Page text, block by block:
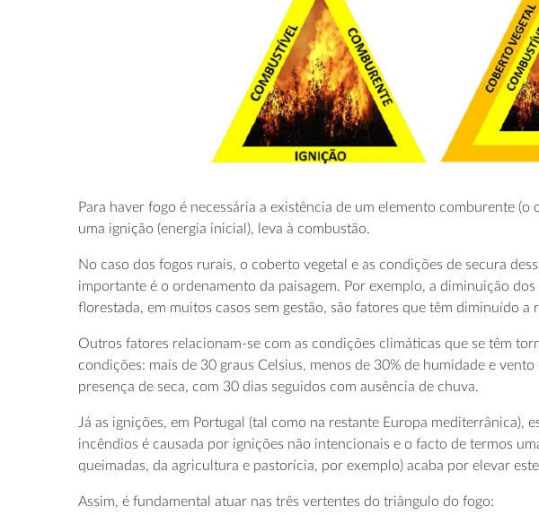
Para haver fogo é necessária a existência de um elemento comburente
uma ignição (energia inicial), leva à combustão.
No caso dos fogos rurais, o coberto vegetal e as condições de secura
importante é o ordenamento da paisagem. Por exemplo, a diminuição
florestada, em muitos casos sem gestão, são fatores que têm diminuído a
Outros fatores relacionam-se com as condições climáticas que se têm
condições: mais de 30 graus Celsius, menos de 30% de humidade e
presença de seca, com 30 dias seguidos com ausência de chuva.
Já as ignições, em Portugal (tal como na restante Europa mediterrânica),
incêndios é causada por ignições não intencionais e o facto de termos
queimadas, da agricultura e pastorícia, por exemplo) acaba por elevar
Assim, é fundamental atuar nas três vertentes do triângulo do fogo: